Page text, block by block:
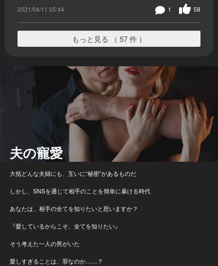
2021/04/11 05:44 58
1
もっと見る （ 57 件 ）
夫の寵愛
大抵どんな夫婦にも、互いに“秘密”があるものだ
しかし、SNSを通じて相手のことを簡単に暴ける時代
あなたは、相手の全てを知りたいと思いますか？
『愛しているからこそ、全てを知りたい』
そう考えた一人の男がいた
愛しすぎることは、罪なのか……？